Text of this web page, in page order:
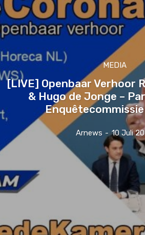
MEDIA
[LIVE] Openbaar Verhoor
& Hugo de Jonge –
Arnews - 10 Juli